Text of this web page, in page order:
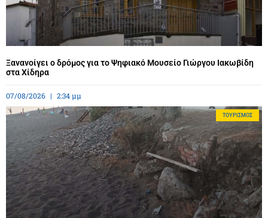
Ξανανοίγει ο δρόμος για το Ψηφιακό Μουσείο Γιώργου Ιακωβίδη
στα Χίδηρα
07/08/2026 2:34 μμ
ΤΟΥΡΙΣΜΌΣ